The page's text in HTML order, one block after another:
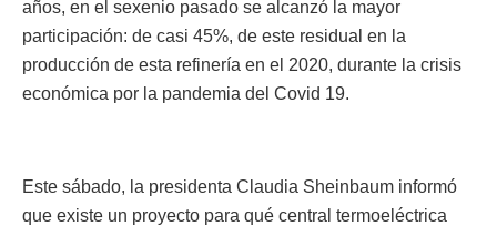
años, en el sexenio pasado se alcanzó la mayor
participación: de casi 45%, de este residual en la
producción de esta refinería en el 2020, durante la crisis
económica por la pandemia del Covid 19.
Este sábado, la presidenta Claudia Sheinbaum informó
que existe un proyecto para qué central termoeléctrica